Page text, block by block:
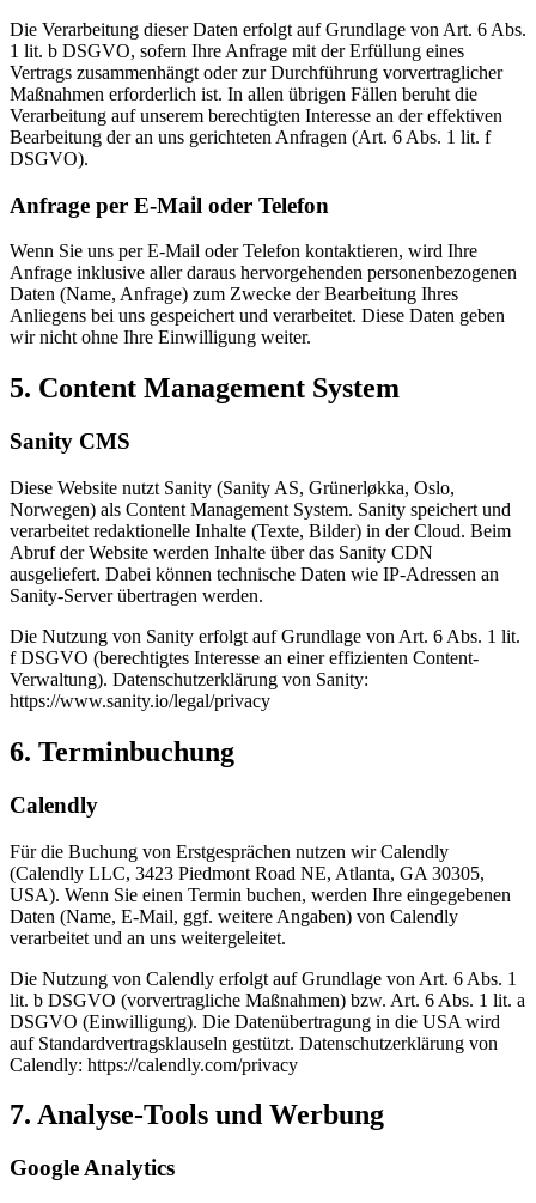
Die Verarbeitung dieser Daten erfolgt auf Grundlage von Art. 6 Abs.
1 lit. b DSGVO, sofern Ihre Anfrage mit der Erfüllung eines
Vertrags zusammenhängt oder zur Durchführung vorvertraglicher
Maßnahmen erforderlich ist. In allen übrigen Fällen beruht die
Verarbeitung auf unserem berechtigten Interesse an der effektiven
Bearbeitung der an uns gerichteten Anfragen (Art. 6 Abs. 1 lit. f
DSGVO).
Anfrage per E-Mail oder Telefon
Wenn Sie uns per E-Mail oder Telefon kontaktieren, wird Ihre
Anfrage inklusive aller daraus hervorgehenden personenbezogenen
Daten (Name, Anfrage) zum Zwecke der Bearbeitung Ihres
Anliegens bei uns gespeichert und verarbeitet. Diese Daten geben
wir nicht ohne Ihre Einwilligung weiter.
5. Content Management System
Sanity CMS
Diese Website nutzt Sanity (Sanity AS, Grünerløkka, Oslo,
Norwegen) als Content Management System. Sanity speichert und
verarbeitet redaktionelle Inhalte (Texte, Bilder) in der Cloud. Beim
Abruf der Website werden Inhalte über das Sanity CDN
ausgeliefert. Dabei können technische Daten wie IP-Adressen an
Sanity-Server übertragen werden.
Die Nutzung von Sanity erfolgt auf Grundlage von Art. 6 Abs. 1 lit.
f DSGVO (berechtigtes Interesse an einer effizienten Content-
Verwaltung). Datenschutzerklärung von Sanity:
https://www.sanity.io/legal/privacy
6. Terminbuchung
Calendly
Für die Buchung von Erstgesprächen nutzen wir Calendly
(Calendly LLC, 3423 Piedmont Road NE, Atlanta, GA 30305,
USA). Wenn Sie einen Termin buchen, werden Ihre eingegebenen
Daten (Name, E-Mail, ggf. weitere Angaben) von Calendly
verarbeitet und an uns weitergeleitet.
Die Nutzung von Calendly erfolgt auf Grundlage von Art. 6 Abs. 1
lit. b DSGVO (vorvertragliche Maßnahmen) bzw. Art. 6 Abs. 1 lit. a
DSGVO (Einwilligung). Die Datenübertragung in die USA wird
auf Standardvertragsklauseln gestützt. Datenschutzerklärung von
Calendly: https://calendly.com/privacy
7. Analyse-Tools und Werbung
Google Analytics